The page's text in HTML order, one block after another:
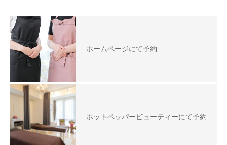
ホームページにて予約
ホットペッパービューティーにて予約